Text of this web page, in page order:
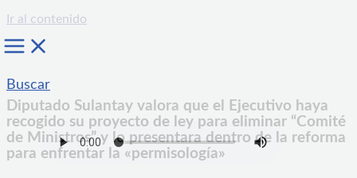
Ir al contenido
Buscar
Diputado Sulantay valora que el Ejecutivo haya
recogido su proyecto de ley para eliminar “Comité
de Ministros” y lo presentara dentro de la reforma
para enfrentar la «permisología»